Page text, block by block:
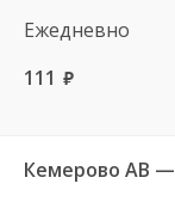
Ежедневно
111 руб.
Кемерово АВ —